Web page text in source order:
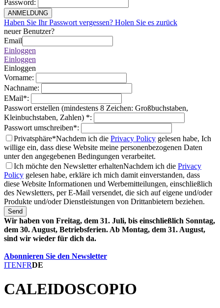
Password:
ANMELDUNG
Haben Sie Ihr Passwort vergessen? Holen Sie es zurück
neuer Benutzer?
Email
Einloggen
Einloggen
Einloggen
Vorname:
Nachname:
EMail*:
Passwort erstellen (mindestens 8 Zeichen: Großbuchstaben,
Kleinbuchstaben, Zahlen) *:
Passwort umschreiben*:
Privatsphäre*Nachdem ich die Privacy Policy gelesen habe, Ich
willige ein, dass diese Website meine personenbezogenen Daten
unter den angegebenen Bedingungen verarbeitet.
Ich möchte den Newsletter erhaltenNachdem ich die Privacy
Policy gelesen habe, erkläre ich mich damit einverstanden, dass
diese Website Informationen und Werbemitteilungen, einschließlich
des Newsletters, per E-Mail versendet, die sich auf eigene und/oder
Produkte und/oder Dienstleistungen von Drittanbietern beziehen.
Send
Wir haben von Freitag, dem 31. Juli, bis einschließlich Sonntag,
dem 30. August, Betriebsferien. Ab Montag, dem 31. August,
sind wir wieder für dich da.
Abonnieren Sie den Newsletter
ITENFRDE
CALEIDOSCOPIO